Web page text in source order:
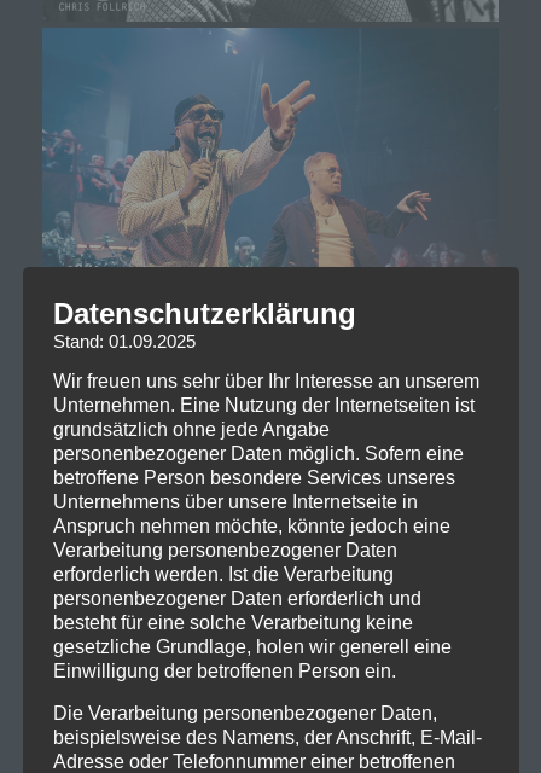
Datenschutzerklärung
Stand: 01.09.2025
Wir freuen uns sehr über Ihr Interesse an unserem
Unternehmen. Eine Nutzung der Internetseiten ist
grundsätzlich ohne jede Angabe
personenbezogener Daten möglich. Sofern eine
betroffene Person besondere Services unseres
Unternehmens über unsere Internetseite in
Anspruch nehmen möchte, könnte jedoch eine
Verarbeitung personenbezogener Daten
erforderlich werden. Ist die Verarbeitung
personenbezogener Daten erforderlich und
besteht für eine solche Verarbeitung keine
gesetzliche Grundlage, holen wir generell eine
Einwilligung der betroffenen Person ein.
Die Verarbeitung personenbezogener Daten,
beispielsweise des Namens, der Anschrift, E-Mail-
Adresse oder Telefonnummer einer betroffenen